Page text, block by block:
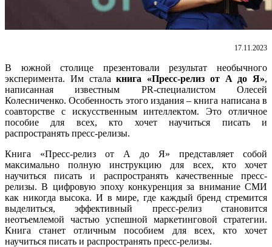
17.11.2023
В южной столице презентовали результат необычного
эксперимента. Им сталакнига «Пресс-релиз от А до Я»,
написанная известным PR-специалистом Олесей
Колесниченко. Особенность этого издания – книга написана в
соавторстве с искусственным интеллектом. Это отличное
пособие для всех, кто хочет научиться писать и
распространять пресс-релизы.
Книга «Пресс-релиз от А до Я» представляет собой
максимально полную инструкцию для всех, кто хочет
научиться писать и распространять качественные пресс-
релизы. В цифровую эпоху конкуренция за внимание СМИ
как никогда высока. И в мире, где каждый бренд стремится
выделиться, эффективный пресс-релиз становится
неотъемлемой частью успешной маркетинговой стратегии.
Книга станет отличным пособием для всех, кто хочет
научиться писать и распространять пресс-релизы.